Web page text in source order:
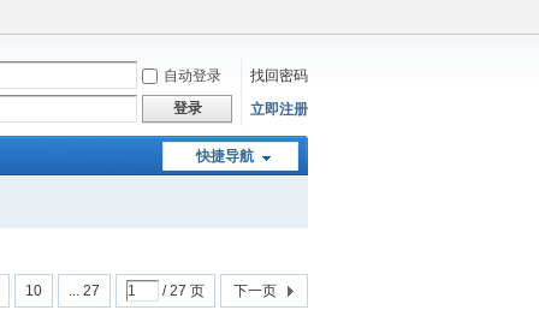
自动登录
找回密码
登录
立即注册
快捷导航
10 ... 27 / 27 页 下一页